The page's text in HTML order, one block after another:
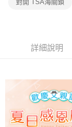
對開 TSA海關鎖
詳細說明